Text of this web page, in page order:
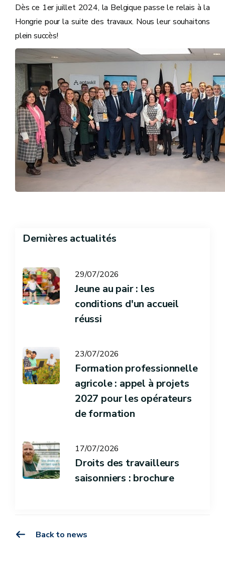
Dès ce 1er juillet 2024, la Belgique passe le relais à la
Hongrie pour la suite des travaux. Nous leur souhaitons
plein succès!
Back to news
Dernières actualités
29/07/2026
Jeune au pair : les
conditions d'un accueil
réussi
23/07/2026
Formation professionnelle
agricole : appel à projets
2027 pour les opérateurs
de formation
17/07/2026
Droits des travailleurs
saisonniers : brochure